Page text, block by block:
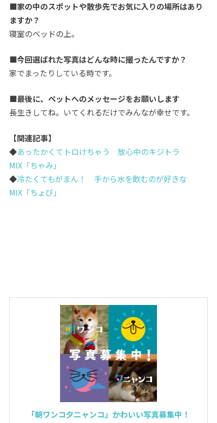
■家の中のスポットや散歩先でお気に入りの場所はあり
ますか？
寝室のベッドの上。
■今回選ばれた写真はどんな時に撮ったんですか？
家でまったりしている時です。
■最後に、ペットへのメッセージをお願いします
長生きしてね。いてくれるだけでみんなが幸せです。
【関連記事】
◆あったかくてトロけちゃう 放心中のキジトラ
MIX「ちゃみ」
◆冷たくてもがまん！ 手から水を飲むのが好きな
MIX「ちょび」
「朝ワンコ夕ニャンコ」かわいい写真募集中！